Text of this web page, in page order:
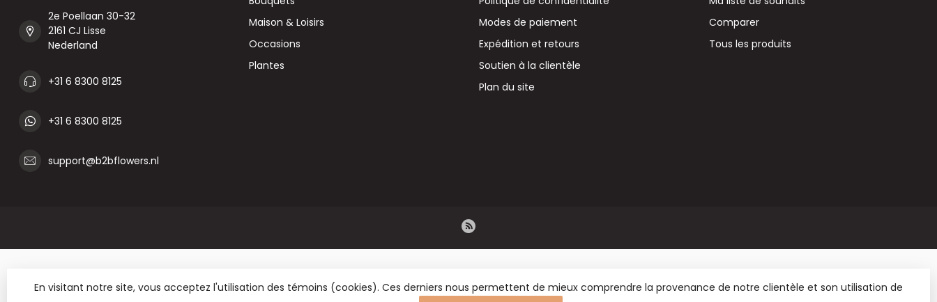
2e Poellaan 30-32
2161 CJ Lisse
Nederland
+31 6 8300 8125
+31 6 8300 8125
support@b2bflowers.nl
Maison & Loisirs
Occasions
Plantes
Modes de paiement
Expédition et retours
Soutien à la clientèle
Plan du site
Comparer
Tous les produits
En visitant notre site, vous acceptez l'utilisation des témoins (cookies). Ces derniers nous permettent de mieux comprendre la provenance de notre clientèle et son utilisation de